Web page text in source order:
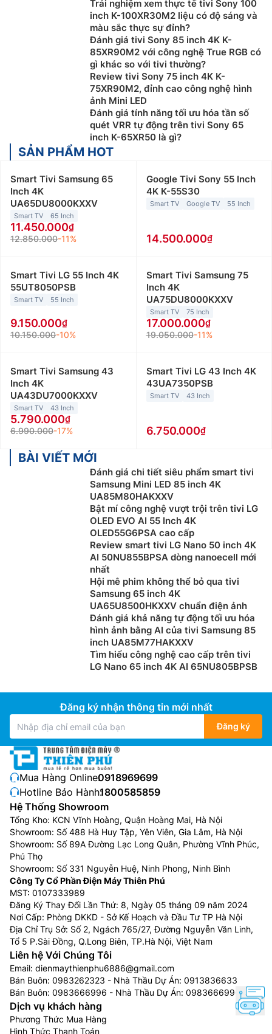
Trải nghiệm xem thực tế tivi Sony 100
inch K-100XR30M2 liệu có độ sáng và
màu sắc thực sự đỉnh?
Đánh giá tivi Sony 85 inch 4K K-
85XR90M2 với công nghệ True RGB có
gì khác so với tivi thường?
Review tivi Sony 75 inch 4K K-
75XR90M2, đỉnh cao công nghệ hình
ảnh Mini LED
Đánh giá tính năng tối ưu hóa tần số
quét VRR tự động trên tivi Sony 65
inch K-65XR50 là gì?
SẢN PHẨM HOT
Smart Tivi Samsung 65
Inch 4K
UA65DU8000KXXV
Smart TV 65 Inch
11.450.000
12.850.000-11%
Google Tivi Sony 55 Inch
4K K-55S30
Smart TV Google TV 55 Inch
14.500.000
Smart Tivi LG 55 Inch 4K
55UT8050PSB
Smart TV 55 Inch
9.150.000
10.150.000-10%
Smart Tivi Samsung 75
Inch 4K
UA75DU8000KXXV
Smart TV 75 Inch
17.000.000
19.050.000-11%
Smart Tivi Samsung 43
Inch 4K
UA43DU7000KXXV
Smart TV 43 Inch
5.790.000
6.990.000-17%
Smart Tivi LG 43 Inch 4K
43UA7350PSB
Smart TV 43 Inch
6.750.000
BÀI VIẾT MỚI
Đánh giá chi tiết siêu phẩm smart tivi
Samsung Mini LED 85 inch 4K
UA85M80HAKXXV
Bật mí công nghệ vượt trội trên tivi LG
OLED EVO AI 55 Inch 4K
OLED55G6PSA cao cấp
Review smart tivi LG Nano 50 inch 4K
AI 50NU855BPSA dòng nanoecell mới
nhất
Hội mê phim không thể bỏ qua tivi
Samsung 65 inch 4K
UA65U8500HKXXV chuẩn điện ảnh
Đánh giá khả năng tự động tối ưu hóa
hình ảnh bằng AI của tivi Samsung 85
inch UA85M77HAKXXV
Tìm hiểu công nghệ cao cấp trên tivi
LG Nano 65 inch 4K AI 65NU805BPSB
Đăng ký nhận thông tin mới nhất
Đăng ký
Mua Hàng Online:0918969699
Hotline Bảo Hành:1800585859
Hệ Thống Showroom
Tổng Kho: KCN Vĩnh Hoàng, Quận Hoàng Mai, Hà Nội
Showroom: Số 488 Hà Huy Tập, Yên Viên, Gia Lâm, Hà Nội
Showroom: Số 89A Đường Lạc Long Quân, Phường Vĩnh Phúc,
Phú Thọ
Showroom: Số 331 Nguyễn Huệ, Ninh Phong, Ninh Bình
Công Ty Cổ Phần Điện Máy Thiên Phú
MST: 0107333989
Đăng Ký Thay Đổi Lần Thứ: 8, Ngày 05 tháng 09 năm 2024
Nơi Cấp: Phòng DKKD - Sở Kế Hoạch và Đầu Tư TP Hà Nội
Địa Chỉ Trụ Sở: Số 2, Ngách 765/27, Đường Nguyễn Văn Linh,
Tổ 5 P.Sài Đồng, Q.Long Biên, TP.Hà Nội, Việt Nam
Liên hệ Với Chúng Tôi
Email: dienmaythienphu6886@gmail.com
Bán Buôn: 0983262323 - Nhà Thầu Dự Án: 0913836633
Bán Buôn: 0983666996 - Nhà Thầu Dự Án: 0983666996
Dịch vụ khách hàng
Phương Thức Mua Hàng
Hình Thức Thanh Toán